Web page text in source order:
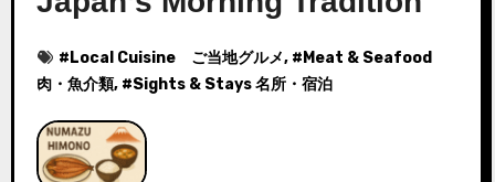
# Local Cuisine ご当地グルメ, # Meat & Seafood
肉・魚介類, #Sights & Stays 名所・宿泊